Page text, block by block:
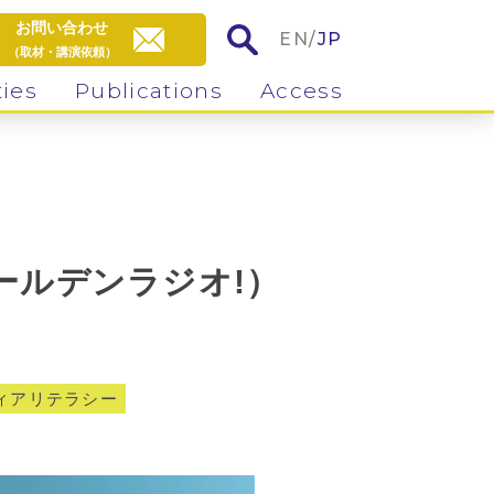
お問い合わせ
（取材・講演依頼）
EN/JP
Publications Access
デンラジオ!）
アリテラシー